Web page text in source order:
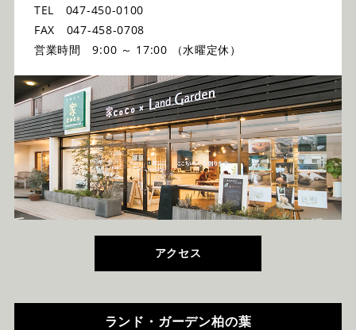
TEL 047-450-0100
FAX 047-458-0708
営業時間 9:00 ～ 17:00 （水曜定休）
アクセス
ランド・ガーデン柏の葉